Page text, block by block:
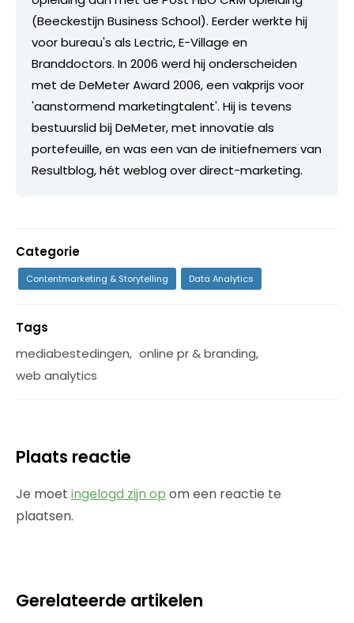
(Beeckestijn Business School). Eerder werkte hij
voor bureau's als Lectric, E-Village en
Branddoctors. In 2006 werd hij onderscheiden
met de DeMeter Award 2006, een vakprijs voor
'aanstormend marketingtalent'. Hij is tevens
bestuurslid bij DeMeter, met innovatie als
portefeuille, en was een van de initiefnemers van
Resultblog, hét weblog over direct-marketing.
Categorie
Contentmarketing & Storytelling Data Analytics
Tags
mediabestedingen, online pr & branding,
web analytics
Plaats reactie
Je moet ingelogd zijn op om een reactie te
plaatsen.
Gerelateerde artikelen